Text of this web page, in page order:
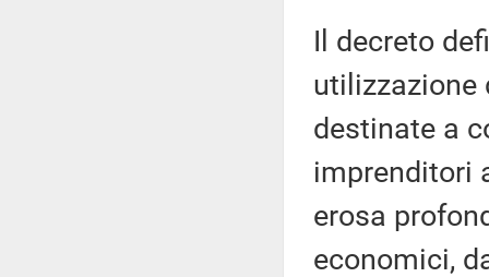
Il decreto
utilizzazione
destinate a
imprenditori
erosa
economici,